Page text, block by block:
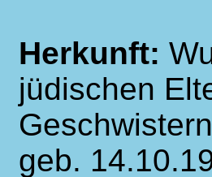
Herkunft:
jüdischen
geb.